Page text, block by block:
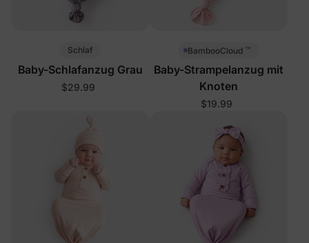
Schlaf
Baby-Schlafanzug Grau
$29.99
BambooCloud ™
Baby-Strampelanzug mit
Knoten
$19.99